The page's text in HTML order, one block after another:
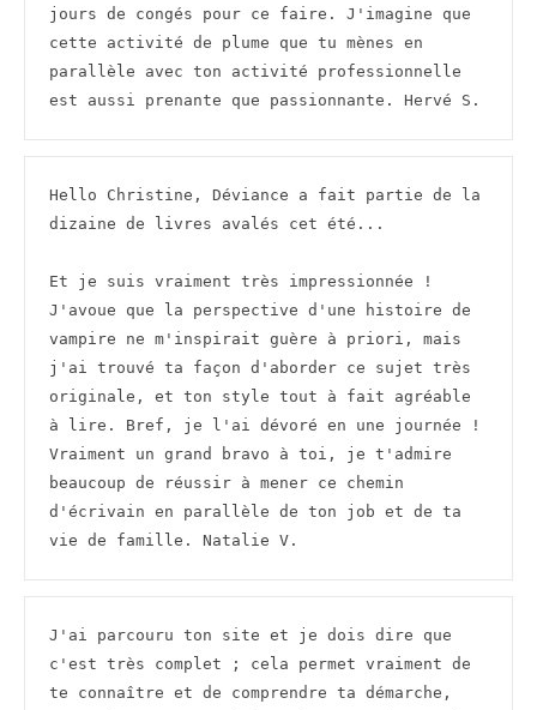
jours de congés pour ce faire. J'imagine que
cette activité de plume que tu mènes en
parallèle avec ton activité professionnelle
est aussi prenante que passionnante. Hervé S.
Hello Christine, Déviance a fait partie de la
dizaine de livres avalés cet été...
Et je suis vraiment très impressionnée !
J'avoue que la perspective d'une histoire de
vampire ne m'inspirait guère à priori, mais
j'ai trouvé ta façon d'aborder ce sujet très
originale, et ton style tout à fait agréable
à lire. Bref, je l'ai dévoré en une journée !
Vraiment un grand bravo à toi, je t'admire
beaucoup de réussir à mener ce chemin
d'écrivain en parallèle de ton job et de ta
vie de famille. Natalie V.
J'ai parcouru ton site et je dois dire que
c'est très complet ; cela permet vraiment de
te connaître et de comprendre ta démarche,